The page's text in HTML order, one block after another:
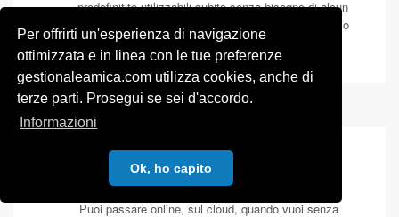
Per offrirti un'esperienza di navigazione
ottimizzata e in linea con le tue preferenze
gestionaleamica.com utilizza cookies, anche di
terze parti. Prosegui se sei d'accordo.
Informazioni
Ok, ho capito
predefinitite utilizzabili subito senza bisogno di alcun
intervento. Per risparmiare carta puoi creare il PDF o
l'immagine di ogni stampa e/o inviarle per mail.
CLOUD OPPURE DISCONNESSO
Puoi passare online, sul cloud, quando vuoi senza